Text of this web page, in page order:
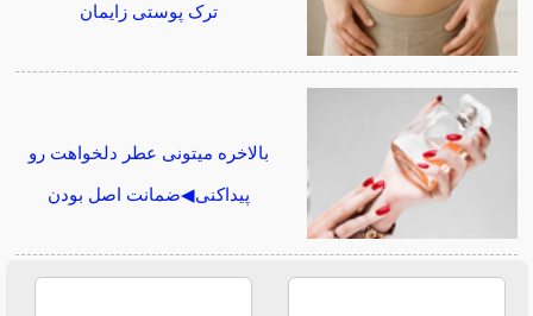
ترک پوستی زایمان
بالاخره میتونی عطر دلخواهت رو
پیداکنی◀ضمانت اصل بودن